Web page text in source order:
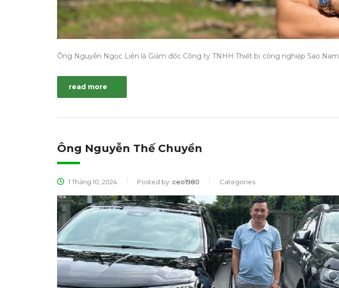
Ông Nguyễn Ngọc Liên là Giám đốc Công ty TNHH Thiết bị công nghiệp Sao Nam
read more
Ông Nguyễn Thế Chuyền
1 Tháng 10, 2024 Posted by: ceo1980 Categories: